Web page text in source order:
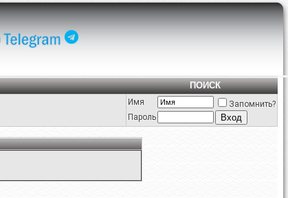
ПОИСК
Имя
Запомнить?
Пароль